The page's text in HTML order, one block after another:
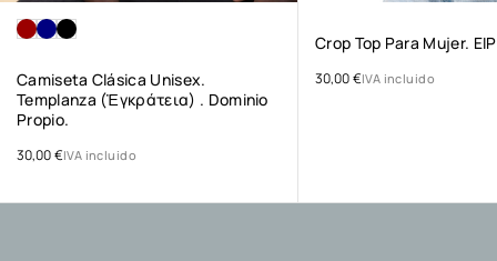
Camiseta Clásica Unisex.
Templanza (ἐγκράτεια) . Dominio
Propio.
30,00€IVA incluido
Crop Top Para Mujer.
30,00€IVA incluido